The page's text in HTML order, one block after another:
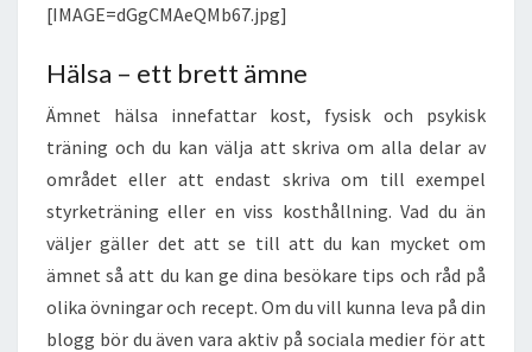
[IMAGE=dGgCMAeQMb67.jpg]
Hälsa – ett brett ämne
Ämnet hälsa innefattar kost, fysisk och psykisk
träning och du kan välja att skriva om alla delar av
området eller att endast skriva om till exempel
styrketräning eller en viss kosthållning. Vad du än
väljer gäller det att se till att du kan mycket om
ämnet så att du kan ge dina besökare tips och råd på
olika övningar och recept. Om du vill kunna leva på din
blogg bör du även vara aktiv på sociala medier för att